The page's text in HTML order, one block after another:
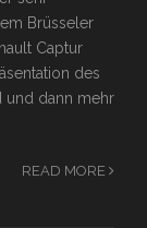
Brüsseler
Captur
des
und dann mehr
READ MORE